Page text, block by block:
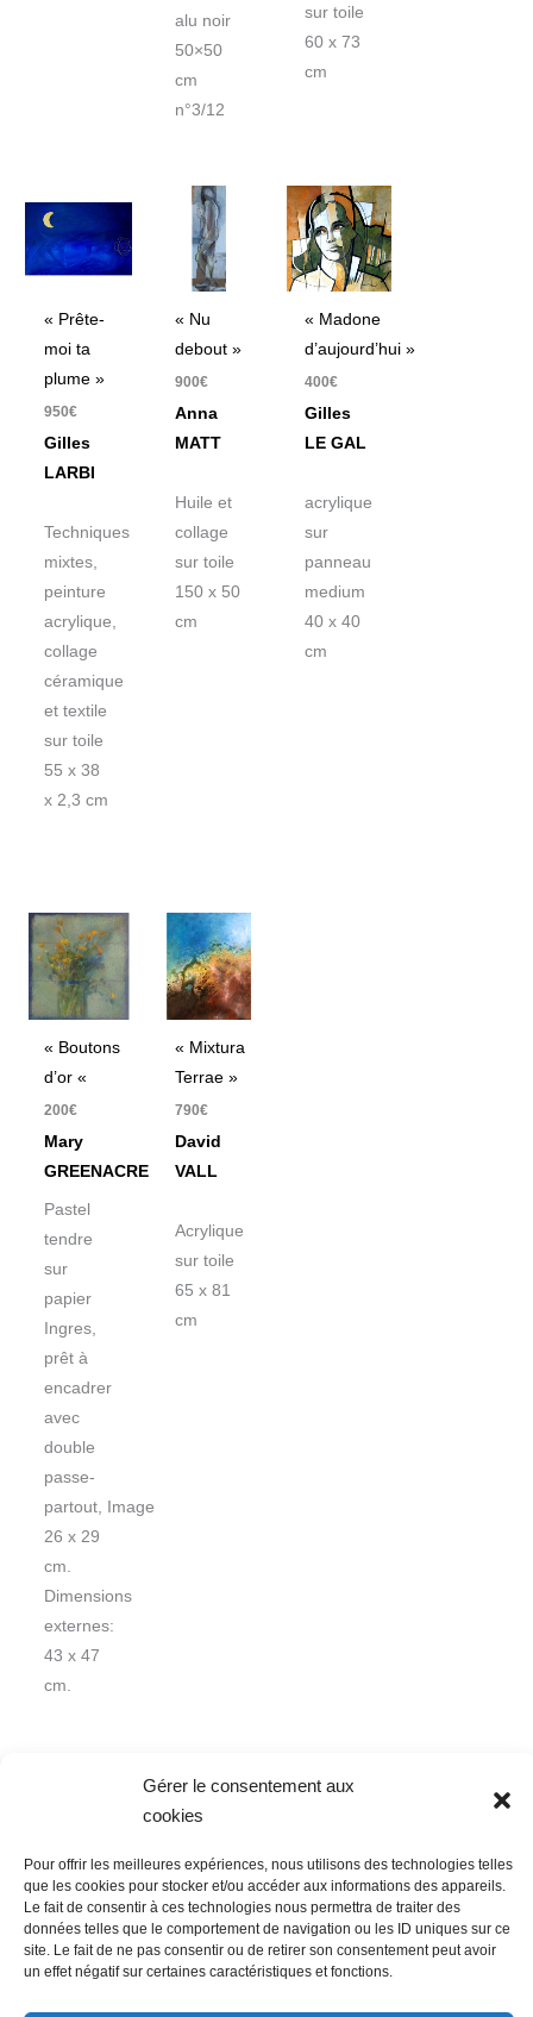
Gérer le consentement aux
cookies
Pour offrir les meilleures expériences, nous utilisons des technologies telles
que les cookies pour stocker et/ou accéder aux informations des appareils.
Le fait de consentir à ces technologies nous permettra de traiter des
données telles que le comportement de navigation ou les ID uniques sur ce
site. Le fait de ne pas consentir ou de retirer son consentement peut avoir
un effet négatif sur certaines caractéristiques et fonctions.
alu noir
50×50
cm
n°3/12
sur toile
60 x 73
cm
« Prête-
moi ta
plume »
950€
Gilles
LARBI
Techniques
mixtes,
peinture
acrylique,
collage
céramique
et textile
sur toile
55 x 38
x 2,3 cm
« Nu
debout »
900€
Anna
MATT
Huile et
collage
sur toile
150 x 50
cm
« Madone
d’aujourd’hui »
400€
Gilles
LE GAL
acrylique
sur
panneau
medium
40 x 40
cm
« Boutons
d’or «
200€
Mary
GREENACRE
Pastel
tendre
sur
papier
Ingres,
prêt à
encadrer
avec
double
passe-
partout, Image:
26 x 29
cm.
Dimensions
externes:
43 x 47
cm.
« Mixtura
Terrae »
790€
David
VALL
Acrylique
sur toile
65 x 81
cm
Nous contacter
Conditions Générales de Ventes
Politique de confidentialité
Mentions légales
Mon compte
Mot de passe perdu
Newsletter Politique de cookies (UE)